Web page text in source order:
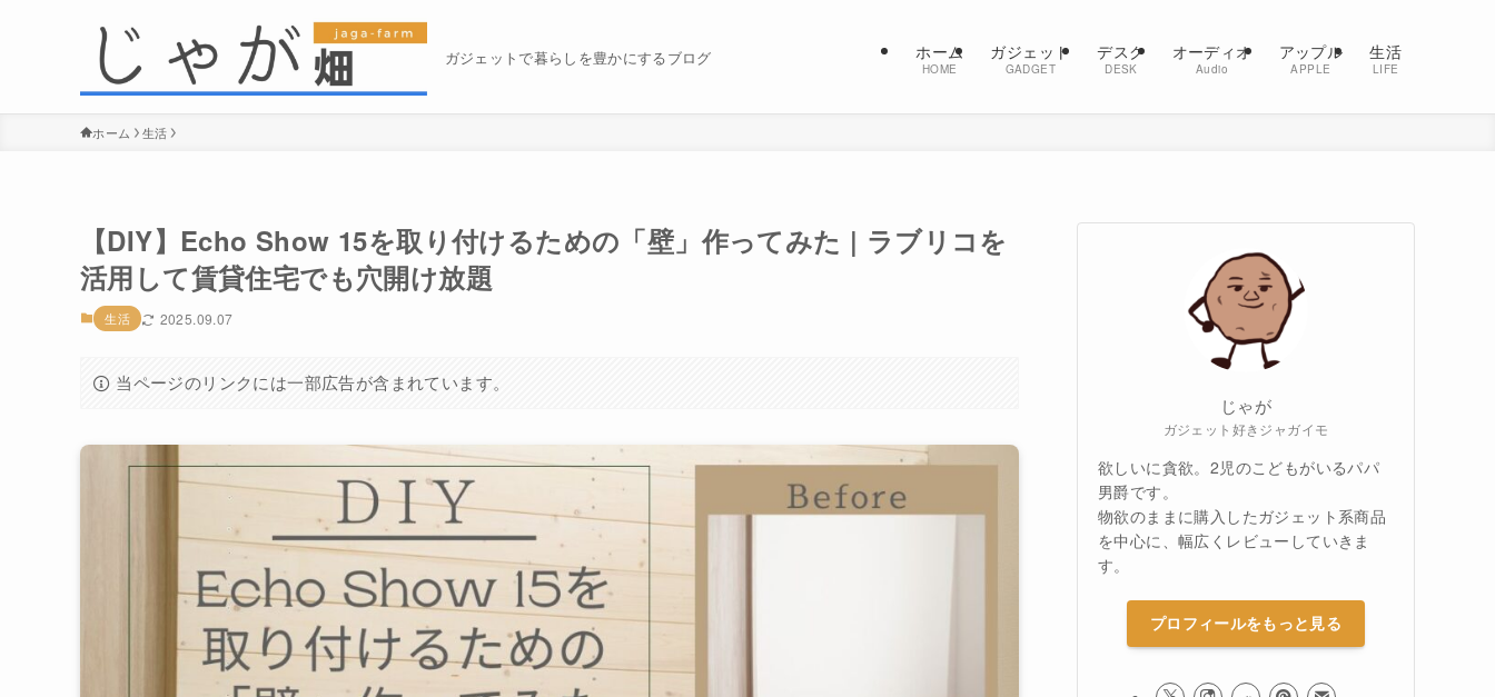
ガジェットで暮らしを豊かにするブログ ホーム
HOME
ガジェット
GADGET
デスク
DESK
オーディオ
Audio
アップル
APPLE
生活
LIFE
ホーム 生活
【DIY】Echo Show 15を取り付けるための「壁」作ってみた | ラブリコを
活用して賃貸住宅でも穴開け放題
生活 2025.09.07
当ページのリンクには一部広告が含まれています。
じゃが
ガジェット好きジャガイモ
欲しいに貪欲。2児のこどもがいるパパ
男爵です。
物欲のままに購入したガジェット系商品
を中心に、幅広くレビューしていきま
す。
プロフィールをもっと見る